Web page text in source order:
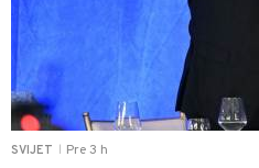
SVIJET Pre 3 h